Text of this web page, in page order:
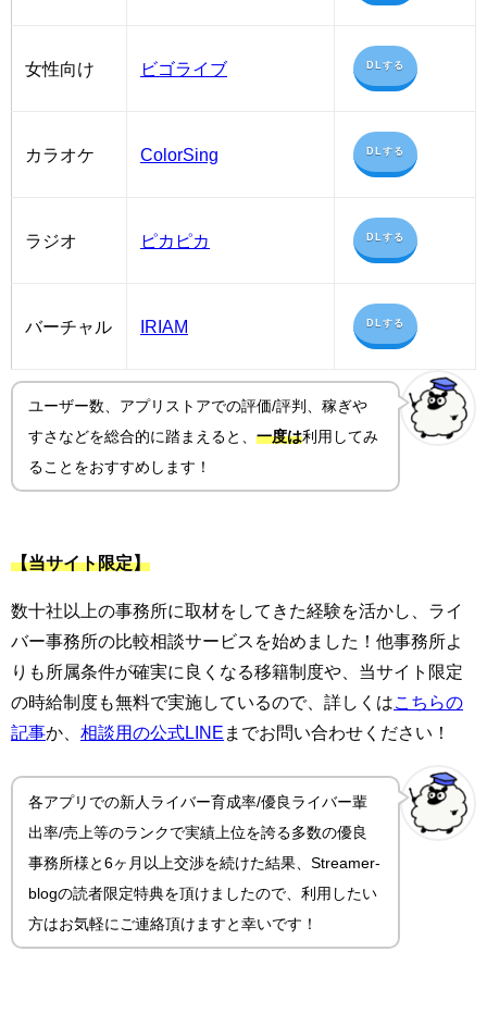
女性向け ビゴライブ DLする
カラオケ ColorSing DLする
ラジオ ピカピカ DLする
バーチャル IRIAM DLする
ユーザー数、アプリストアでの評価/評判、稼ぎや
すさ などを総合的に踏まえると、一度は利用してみ
ることをおすすめします！
【当サイト限定】
数十社以上の事務所に取材をしてきた経験を活かし、ライ
バー事務所の比較相談サービスを始めました！他事務所よ
りも所属条件が確実に良くなる移籍制度や、当サイト限定
の時給制度も無料で実施しているので、詳しくはこちらの
記事か、 相談用の公式LINE までお問い合わせください！
各アプリでの新人ライバー育成率/優良ライバー輩
出率/売上等のランクで実績上位を誇る多数の優良
事務所様と6ヶ月以上交渉を続けた結果、Streamer-
blogの読者限定特典を頂けましたので、利用したい
方はお気軽にご連絡頂けますと幸いです！